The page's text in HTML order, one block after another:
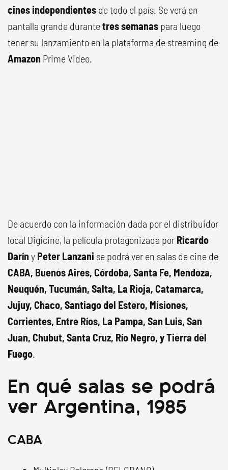
cines independientes de todo el país. Se verá en
pantalla grande durantetres semanas para luego
tener su lanzamiento en la plataforma de streaming de
Amazon Prime Video.
De acuerdo con la información dada por el distribuidor
local Digicine, la película protagonizada por Ricardo
Darín y Peter Lanzani se podrá ver en salas de cine de
CABA, Buenos Aires, Córdoba, Santa Fe, Mendoza,
Neuquén, Tucumán, Salta, La Rioja, Catamarca,
Jujuy, Chaco, Santiago del Estero, Misiones,
Corrientes, Entre Ríos, La Pampa, San Luis, San
Juan, Chubut, Santa Cruz, Río Negro, y Tierra del
Fuego.
En qué salas se podrá
ver Argentina, 1985
CABA